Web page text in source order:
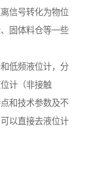
信号转化为物位
固体料仓等一些
低频液位计，分
计（非接触
和技术参数及不
以直接去液位计